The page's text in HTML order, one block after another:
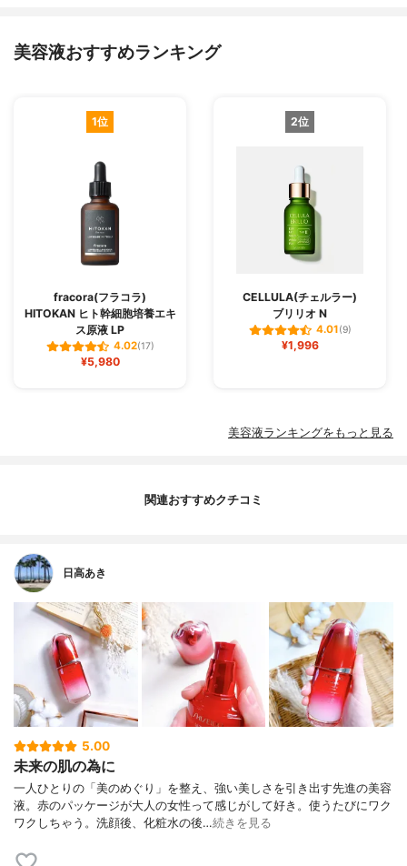
美容液おすすめランキング
1位
fracora(フラコラ)
HITOKAN ヒト幹細胞培養エキ
ス原液 LP
4.02(17)
¥5,980
2位
CELLULA(チェルラー)
ブリリオ N
4.01(9)
¥1,996
美容液ランキングをもっと見る
関連おすすめクチコミ
日高あき
5.00
未来の肌の為に
一人ひとりの「美のめぐり」を整え、強い美しさを引き出す先進の美容
液。赤のパッケージが大人の女性って感じがして好き。使うたびにワク
ワクしちゃう。洗顔後、化粧水の後…続きを見る